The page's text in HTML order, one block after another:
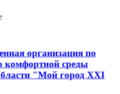
организация по
комфортной среды
"Мой город XXI